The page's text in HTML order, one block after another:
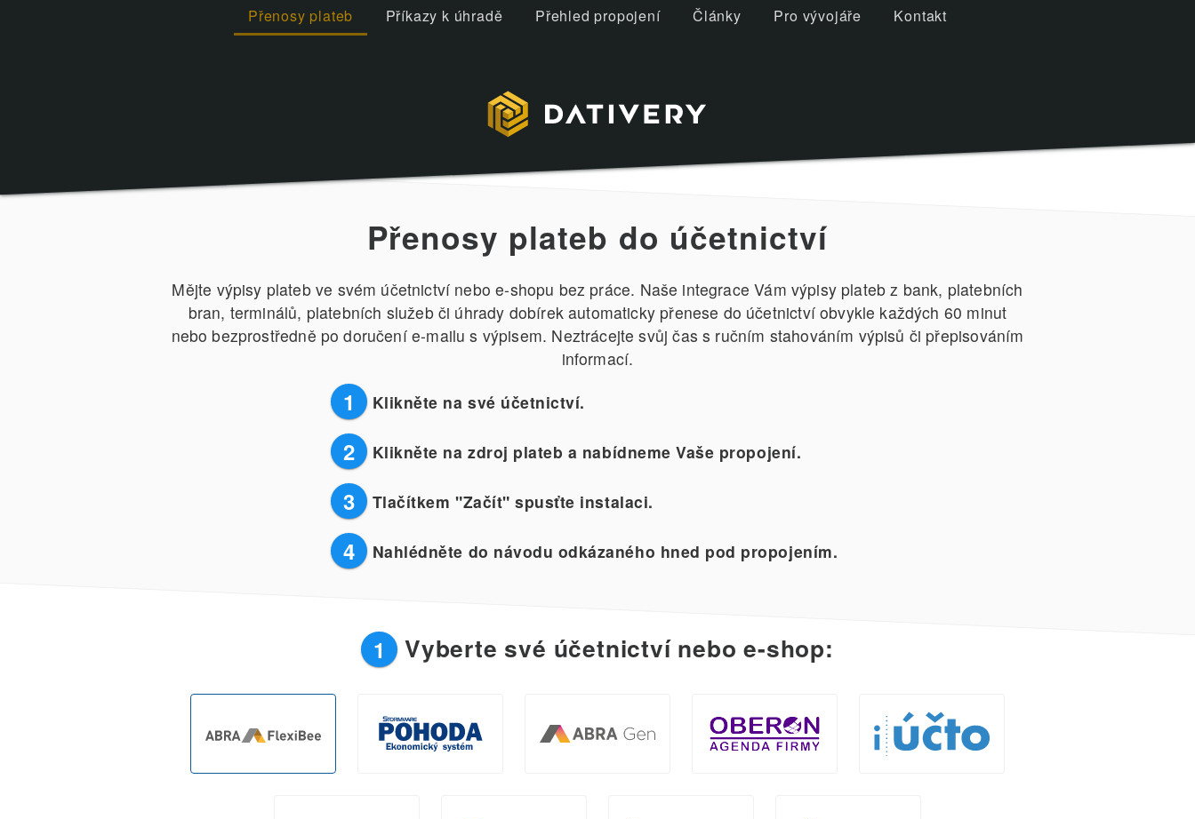
Přenosy plateb Příkazy k úhradě Přehled propojení Články Pro vývojáře Kontakt
Přenosy plateb do účetnictví
Mějte výpisy plateb ve svém účetnictví nebo e-shopu bez práce. Naše integrace Vám výpisy plateb z bank, platebních
bran, terminálů, platebních služeb či úhrady dobírek automaticky přenese do účetnictví obvykle každých 60 minut
nebo bezprostředně po doručení e-mailu s výpisem. Neztrácejte svůj čas s ručním stahováním výpisů či přepisováním
informací.
1 Klikněte na své účetnictví.
2 Klikněte na zdroj plateb a nabídneme Vaše propojení.
3 Tlačítkem "Začít" spusťte instalaci.
4 Nahlédněte do návodu odkázaného hned pod propojením.
1 Vyberte své účetnictví nebo e-shop: